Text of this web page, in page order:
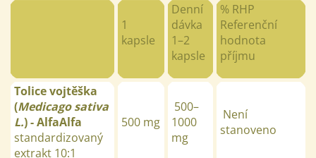
1
kapsle
Denní
dávka
1–2
kapsle
% RHP
Referenční
hodnota
příjmu
Tolice vojtěška
(Medicago sativa
L.) - AlfaAlfa
standardizovaný
extrakt 10:1
500 mg
500–
1000
mg
Není
stanoveno